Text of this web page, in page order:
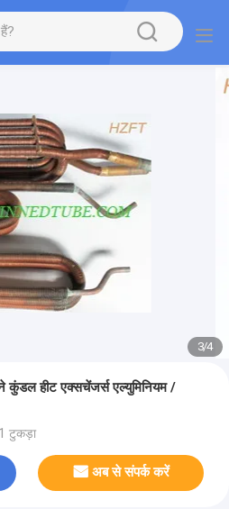
3/4
कुंडल हीट एक्सचेंजर्स एल्युमिनियम /
टुकड़ा
अब से संपर्क करें